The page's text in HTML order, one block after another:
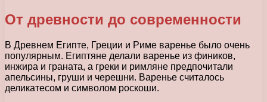
От древности до современности
В Древнем Египте, Греции и Риме варенье было очень
популярным. Египтяне делали варенье из фиников,
инжира и граната, а греки и римляне предпочитали
апельсины, груши и черешни. Варенье считалось
деликатесом и символом роскоши.